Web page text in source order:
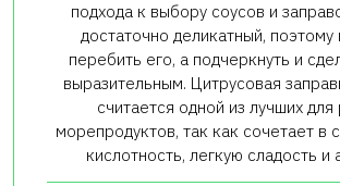
подхода к выбору соусов и
достаточно деликатный,
перебить его, а подчеркнуть и
выразительным. Цитрусовая
считается одной из лучших
морепродуктов, так как сочетает в
кислотность, легкую сладость и